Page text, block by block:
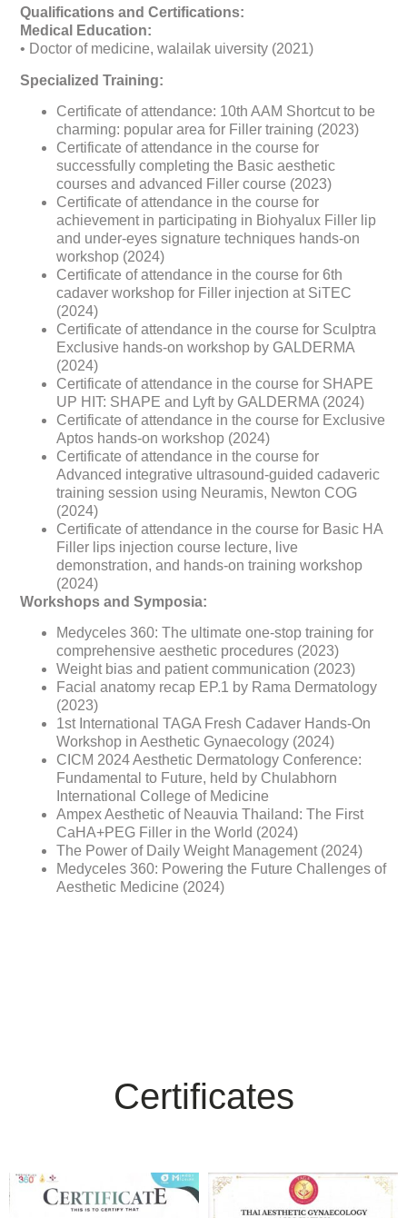
Qualifications and Certifications:
Medical Education:
• Doctor of​ medicine, walailak uiversity (2021)
Specialized Training:
Certificate of attendance: 10th AAM Shortcut to be
charming: popular area for Filler training (2023)
Certificate of attendance in the course for
successfully completing the Basic aesthetic
courses and advanced Filler course (2023)
Certificate of attendance in the course for
achievement in participating in Biohyalux Filler lip
and under-eyes signature techniques hands-on
workshop (2024)
Certificate of attendance in the course for 6th
cadaver workshop for Filler injection at SiTEC
(2024)
Certificate of attendance in the course for Sculptra
Exclusive hands-on workshop by GALDERMA
(2024)
Certificate of attendance in the course for SHAPE
UP HIT: SHAPE and Lyft by GALDERMA (2024)
Certificate of attendance in the course for Exclusive
Aptos hands-on workshop (2024)
Certificate of attendance in the course for
Advanced integrative ultrasound-guided cadaveric
training session using Neuramis, Newton COG
(2024)
Certificate of attendance in the course for Basic HA
Filler lips injection course lecture, live
demonstration, and hands-on training workshop
(2024)
Workshops and Symposia:
Medyceles 360: The ultimate one-stop training for
comprehensive aesthetic procedures (2023)
Weight bias and patient communication (2023)
Facial anatomy recap EP.1 by Rama Dermatology
(2023)
1st International TAGA Fresh Cadaver Hands-On
Workshop in Aesthetic Gynaecology (2024)
CICM 2024 Aesthetic Dermatology Conference:
Fundamental to Future, held by Chulabhorn
International College of Medicine
Ampex Aesthetic of Neauvia Thailand: The First
CaHA+PEG Filler in the World (2024)
The Power of Daily Weight Management (2024)
Medyceles 360: Powering the Future Challenges of
Aesthetic Medicine (2024)
Certificates